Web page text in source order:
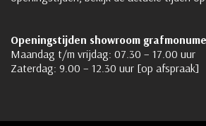
Openingstijden showroom
Maandag t/m vrijdag: 07.30 – 17.00 uur
Zaterdag: 9.00 – 12.30 uur [op afspraak]